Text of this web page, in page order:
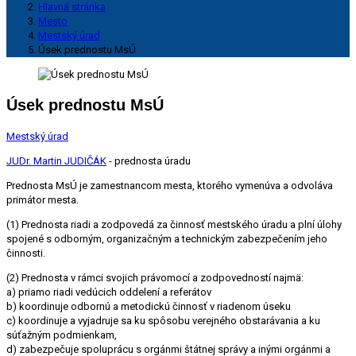
Hlavná stránka
Mesto
Mestský úrad
Úsek prednostu MsÚ
Úsek prednostu MsÚ
Mestský úrad
JUDr. Martin JUDIČÁK - prednosta úradu
Prednosta MsÚ je zamestnancom mesta, ktorého vymenúva a odvoláva
primátor mesta.
(1) Prednosta riadi a zodpovedá za činnosť mestského úradu a plní úlohy
spojené s odborným, organizačným a technickým zabezpečením jeho
činnosti.
(2) Prednosta v rámci svojich právomocí a zodpovedností najmä:
a) priamo riadi vedúcich oddelení a referátov
b) koordinuje odbornú a metodickú činnosť v riadenom úseku
c) koordinuje a vyjadruje sa ku spôsobu verejného obstarávania a ku
súťažným podmienkam,
d) zabezpečuje spoluprácu s orgánmi štátnej správy a inými orgánmi a